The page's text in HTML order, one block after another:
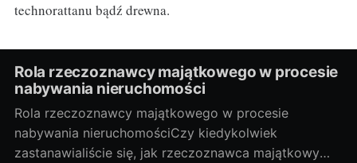
technorattanu bądź drewna.
Rola rzeczoznawcy majątkowego w procesie
nabywania nieruchomości
Rola rzeczoznawcy majątkowego w procesie
nabywania nieruchomościCzy kiedykolwiek
zastanawialiście się, jak rzeczoznawca majątkowy